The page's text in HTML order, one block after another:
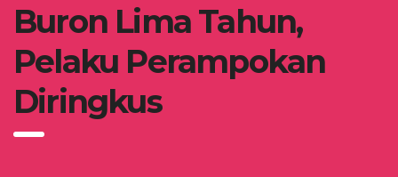
Buron Lima Tahun,
Pelaku Perampokan
Diringkus